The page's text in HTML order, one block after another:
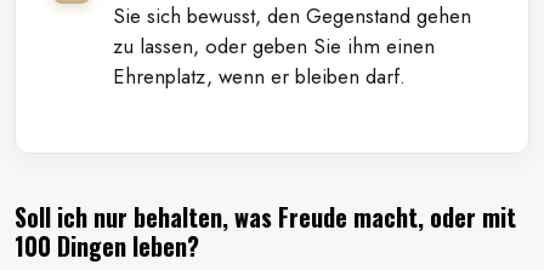
Sie sich bewusst, den Gegenstand gehen
zu lassen, oder geben Sie ihm einen
Ehrenplatz, wenn er bleiben darf.
Soll ich nur behalten, was Freude macht, oder mit
100 Dingen leben?